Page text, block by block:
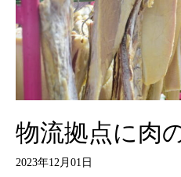
物流拠点に肉
2023年12月01日